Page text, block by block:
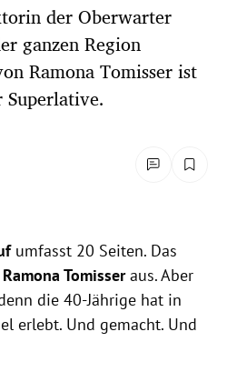
der Oberwarter
ganzen Region
Ramona Tomisser ist
umfasst 20 Seiten. Das
Ramona Tomisseraus. Aber
die 40-Jährige hat in
erlebt. Und gemacht. Und